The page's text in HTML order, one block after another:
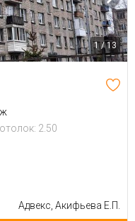
1 / 13
2.50
Адвекс, Акифьева Е.П.